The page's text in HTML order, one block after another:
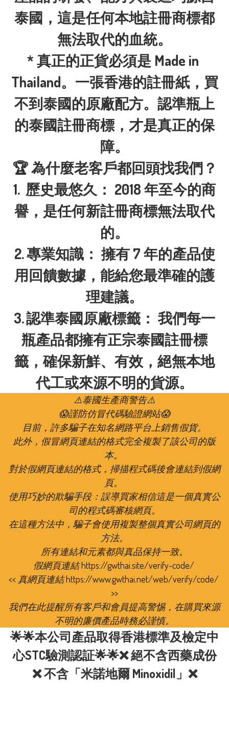
泰國，這是任何本地註冊商標都
無法取代的血統。
* 真正的正貨必須是 Made in
Thailand。一張香港的註冊紙，買
不到泰國的原廠配方。認準瓶上
的泰國註冊商標，才是真正的保
障。
🏆 為什麼老客戶都回頭找我們？
1.	歷史最悠久： 2018 年至今的商
譽，是任何新註冊商標無法取代
的。
2.	專業知識： 擁有 7 年的產品使
用回饋數據，能給您最準確的護
理建議。
3.	認準泰國原廠標籤： 我們每一
瓶產品都擁有正宗泰國註冊標
籤，確保新鮮、有效，絕無本地
代工或來源不明的貨源。
⚠️泰國生產商警告⚠️
😱謹防仿冒代碼驗證網站😱
目前，許多騙子在知名網路平台上銷售假貨。
此外，假冒網頁連結的格式完全複製了該公司的版
本。
對於假網頁連結的格式，掃描程式碼後會連結到假網
頁。
使用巧妙的欺騙手段：誤導買家相信這是一個真實公
司的程式碼審核網頁。
在這種方法中，騙子會使用複製整個真實公司網頁的
方法。
所有連結和元素都與真品保持一致。
假網頁連結 https://gwthai.site/verify-code/
<< 真網頁連結 https://www.gwthai.net/web/verify/code/
>>
我們在此提醒所有客戶和會員提高警惕，在購買來源
🌟🌟本公司產品取得香港標準及檢定中
心STC驗測認証🌟🌟❌ 絕不含西藥成份
❌ 不含「米諾地爾 Minoxidil」❌